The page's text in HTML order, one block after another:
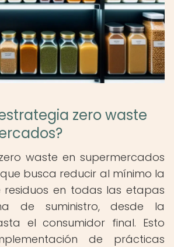
zero waste
waste en supermercados
busca reducir al mínimo la
residuos en todas las etapas
de suministro, desde la
el consumidor final. Esto
de prácticas